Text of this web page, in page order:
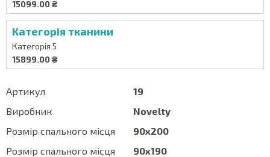
15099.00 ₴
Категорія тканини
Категорія 5
15899.00 ₴
Артикул
19
Виробник
Novelty
Розмір спального місця
90x200
Розмір спального місця
90x190